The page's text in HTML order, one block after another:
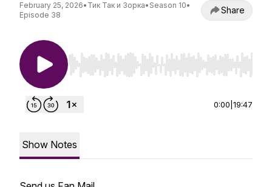
February 25, 2026• Тик Так и Зорка• Season 10•
Episode 38
Share
Use Left/Right to seek, Home/End to jump to
0:00 19:47
Show Notes